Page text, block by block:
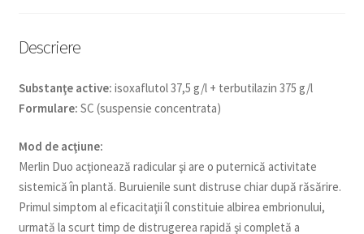
Descriere
Substanţe active: isoxaflutol 37,5 g/l + terbutilazin 375 g/l
Formulare: SC (suspensie concentrata)
Mod de acţiune:
Merlin Duo acţionează radicular şi are o puternică activitate
sistemică în plantă. Buruienile sunt distruse chiar după răsărire.
Primul simptom al eficacitaţii îl constituie albirea embrionului,
urmată la scurt timp de distrugerea rapidă şi completă a